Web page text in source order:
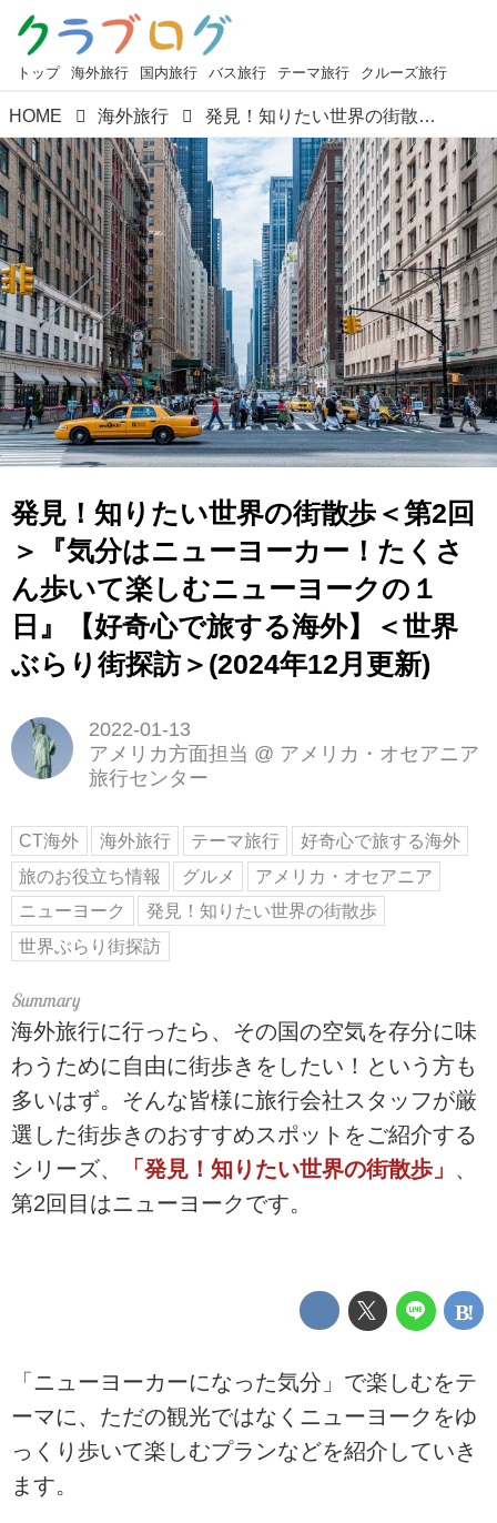
トップ 海外旅行 国内旅行 バス旅行 テーマ旅行 クルーズ旅行
HOME 海外旅行 発見！知りたい世界の街散歩＜第2回＞『気分はニューヨーカー！たくさん歩いて楽しむニューヨークの１日』【好奇心で旅する海外】＜世界ぶらり街探訪＞(2024年12月更新)
発見！知りたい世界の街散歩＜第2回
＞『気分はニューヨーカー！たくさ
ん歩いて楽しむニューヨークの１
日』【好奇心で旅する海外】＜世界
ぶらり街探訪＞(2024年12月更新)
2022-01-13
アメリカ方面担当 @ アメリカ・オセアニア
旅行センター
CT海外 海外旅行 テーマ旅行
好奇心で旅する海外
旅のお役立ち情報
グルメ
アメリカ・オセアニア
ニューヨーク
発見！知りたい世界の街散歩
世界ぶらり街探訪
海外旅行に行ったら、その国の空気を存分に味
わうために自由に街歩きをしたい！という方も
多いはず。そんな皆様に旅行会社スタッフが厳
選した街歩きのおすすめスポットをご紹介する
シリーズ、
「発見！知りたい世界の街散歩」 、
第2回目はニューヨークです。
「ニューヨーカーになった気分」で楽しむをテ
ーマに、ただの観光ではなくニューヨークをゆ
っくり歩いて楽しむプランなどを紹介していき
ます。